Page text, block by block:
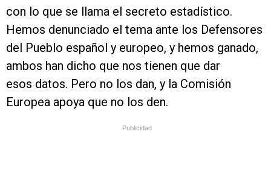
con lo que se llama el secreto estadístico.
Hemos denunciado el tema ante los Defensores
del Pueblo español y europeo, y hemos ganado,
ambos han dicho que nos tienen que dar
esos datos. Pero no los dan, y la Comisión
Europea apoya que no los den.
Publicidad